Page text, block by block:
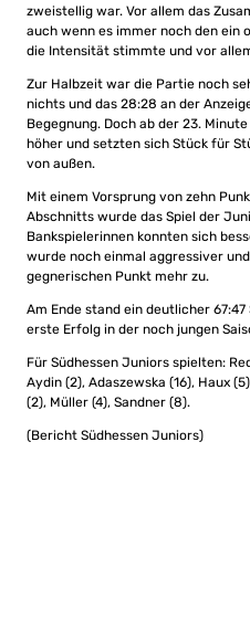
zweistellig war. Vor allem das
auch wenn es immer noch den ein
die Intensität stimmte und vor
Zur Halbzeit war die Partie noch
nichts und das 28:28 an der
Begegnung. Doch ab der 23.
höher und setzten sich Stück für
von außen.
Mit einem Vorsprung von zehn
Abschnitts wurde das Spiel der
Bankspielerinnen konnten sich
wurde noch einmal aggressiver
gegnerischen Punkt mehr zu.
Am Ende stand ein deutlicher
erste Erfolg in der noch jungen
Für Südhessen Juniors spielten:
Aydin (2), Adaszewska (16), Haux
(2), Müller (4), Sandner (8).
(Bericht Südhessen Juniors)